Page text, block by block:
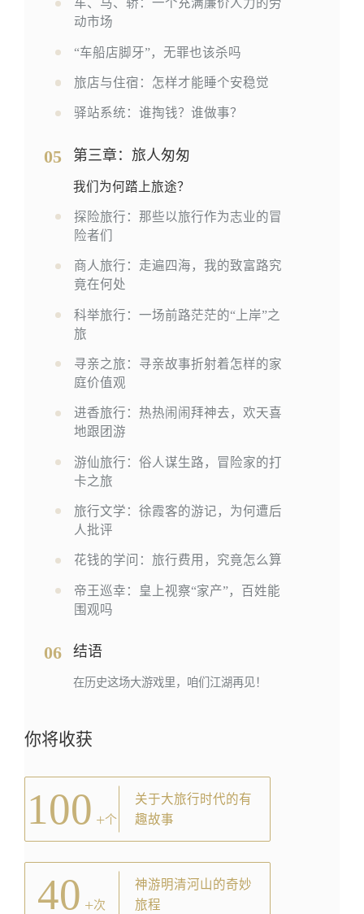
车、马、轿：一个充满廉价人力的劳
动市场
“车船店脚牙”，无罪也该杀吗
旅店与住宿：怎样才能睡个安稳觉
驿站系统：谁掏钱？谁做事？
05 第三章：旅人匆匆
我们为何踏上旅途？
探险旅行：那些以旅行作为志业的冒
险者们
商人旅行：走遍四海，我的致富路究
竟在何处
科举旅行：一场前路茫茫的“上岸”之
旅
寻亲之旅：寻亲故事折射着怎样的家
庭价值观
进香旅行：热热闹闹拜神去，欢天喜
地跟团游
游仙旅行：俗人谋生路，冒险家的打
卡之旅
旅行文学：徐霞客的游记，为何遭后
人批评
花钱的学问：旅行费用，究竟怎么算
帝王巡幸：皇上视察“家产”，百姓能
围观吗
06 结语
在历史这场大游戏里，咱们江湖再见！
你将收获
100 +个
关于大旅行时代的有
趣故事
40 +次
神游明清河山的奇妙
旅程